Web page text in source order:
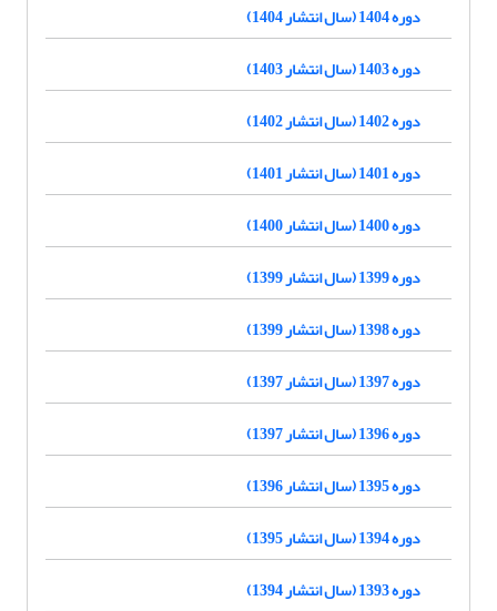
دوره 1404 (سال انتشار 1404)
دوره 1403 (سال انتشار 1403)
دوره 1402 (سال انتشار 1402)
دوره 1401 (سال انتشار 1401)
دوره 1400 (سال انتشار 1400)
دوره 1399 (سال انتشار 1399)
دوره 1398 (سال انتشار 1399)
دوره 1397 (سال انتشار 1397)
دوره 1396 (سال انتشار 1397)
دوره 1395 (سال انتشار 1396)
دوره 1394 (سال انتشار 1395)
دوره 1393 (سال انتشار 1394)